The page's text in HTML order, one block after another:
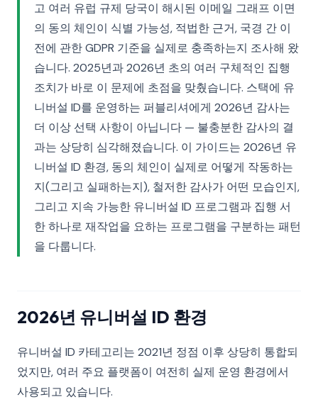
고 여러 유럽 규제 당국이 해시된 이메일 그래프 이면
의 동의 체인이 식별 가능성, 적법한 근거, 국경 간 이
전에 관한 GDPR 기준을 실제로 충족하는지 조사해 왔
습니다. 2025년과 2026년 초의 여러 구체적인 집행
조치가 바로 이 문제에 초점을 맞췄습니다. 스택에 유
니버설 ID를 운영하는 퍼블리셔에게 2026년 감사는
더 이상 선택 사항이 아닙니다 — 불충분한 감사의 결
과는 상당히 심각해졌습니다. 이 가이드는 2026년 유
니버설 ID 환경, 동의 체인이 실제로 어떻게 작동하는
지(그리고 실패하는지), 철저한 감사가 어떤 모습인지,
그리고 지속 가능한 유니버설 ID 프로그램과 집행 서
한 하나로 재작업을 요하는 프로그램을 구분하는 패턴
을 다룹니다.
2026년 유니버설 ID 환경
유니버설 ID 카테고리는 2021년 정점 이후 상당히 통합되
었지만, 여러 주요 플랫폼이 여전히 실제 운영 환경에서
사용되고 있습니다.